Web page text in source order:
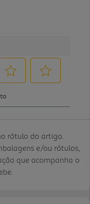
rótulo do artigo.
e/ou rótulos,
que acompanha o